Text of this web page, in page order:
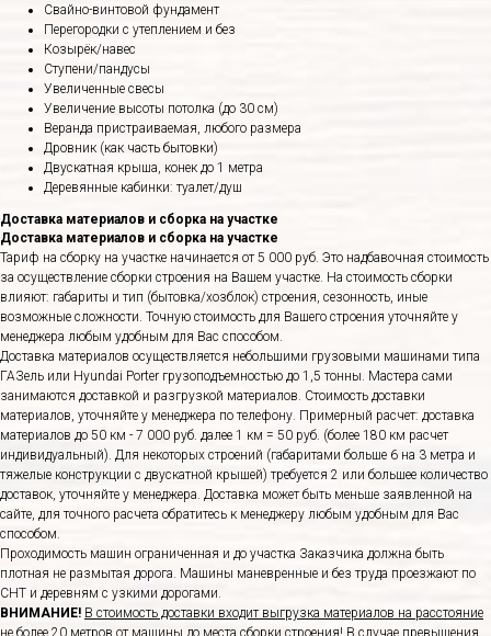
Свайно-винтовой фундамент
Перегородки с утеплением и без
Козырёк/навес
Ступени/пандусы
Увеличенные свесы
Увеличение высоты потолка (до 30 см)
Веранда пристраиваемая, любого размера
Дровник (как часть бытовки)
Двускатная крыша, конек до 1 метра
Деревянные кабинки: туалет/душ
Доставка материалов и сборка на участке
Доставка материалов и сборка на участке
Тариф на сборку на участке начинается от 5 000 руб. Это надбавочная стоимость
за осуществление сборки строения на Вашем участке. На стоимость сборки
влияют: габариты и тип (бытовка/хозблок) строения, сезонность, иные
возможные сложности. Точную стоимость для Вашего строения уточняйте у
менеджера любым удобным для Вас способом.
Доставка материалов осуществляется небольшими грузовыми машинами типа
ГАЗель или Hyundai Porter грузоподъемностью до 1,5 тонны. Мастера сами
занимаются доставкой и разгрузкой материалов. Стоимость доставки
материалов, уточняйте у менеджера по телефону. Примерный расчет: доставка
материалов до 50 км - 7 000 руб. далее 1 км = 50 руб. (более 180 км расчет
индивидуальный). Для некоторых строений (габаритами больше 6 на 3 метра и
тяжелые конструкции с двускатной крышей) требуется 2 или большее количество
доставок, уточняйте у менеджера. Доставка может быть меньше заявленной на
сайте, для точного расчета обратитесь к менеджеру любым удобным для Вас
способом.
Проходимость машин ограниченная и до участка Заказчика должна быть
плотная не размытая дорога. Машины маневренные и без труда проезжают по
СНТ и деревням с узкими дорогами.
ВНИМАНИЕ! В стоимость доставки входит выгрузка материалов на расстояние